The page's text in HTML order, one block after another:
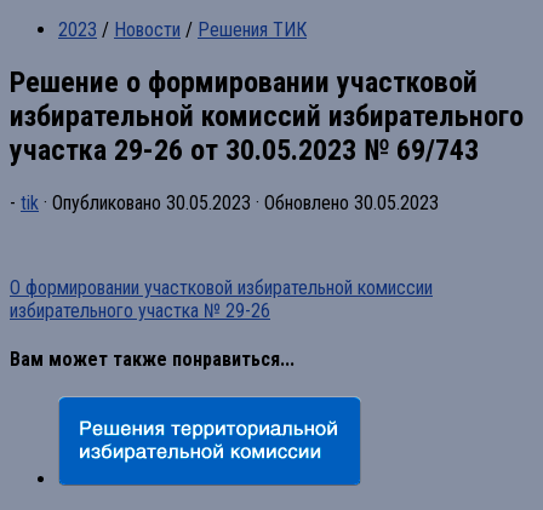
2023 / Новости / Решения ТИК
Решение о формировании участковой
избирательной комиссий избирательного
участка 29-26 от 30.05.2023 № 69/743
- tik · Опубликовано 30.05.2023 · Обновлено 30.05.2023
О формировании участковой избирательной комиссии
избирательного участка № 29-26
Вам может также понравиться...